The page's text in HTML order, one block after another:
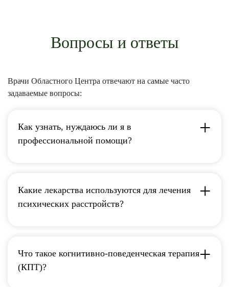
Вопросы и ответы
Врачи Областного Центра отвечают на самые часто
задаваемые вопросы:
Как узнать, нуждаюсь ли я в
профессиональной помощи?
Какие лекарства используются для лечения
психических расстройств?
Что такое когнитивно-поведенческая терапия
(КПТ)?